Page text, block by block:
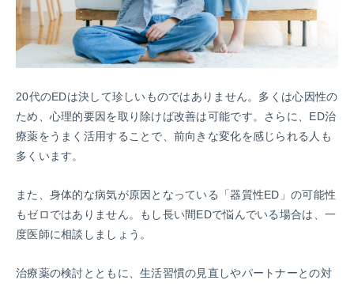
20代のEDは決して珍しいものではありません。多くは心因性の
ため、心理的要因を取り除けば改善は可能です。さらに、ED治
療薬をうまく活用することで、前向きな変化を感じられる人も
多くいます。
また、身体的な病気が原因となっている「器質性ED」の可能性
もゼロではありません。もし長い間EDで悩んでいる場合は、一
度医師に相談しましょう。
治療薬の検討とともに、生活習慣の見直しやパートナーとの対